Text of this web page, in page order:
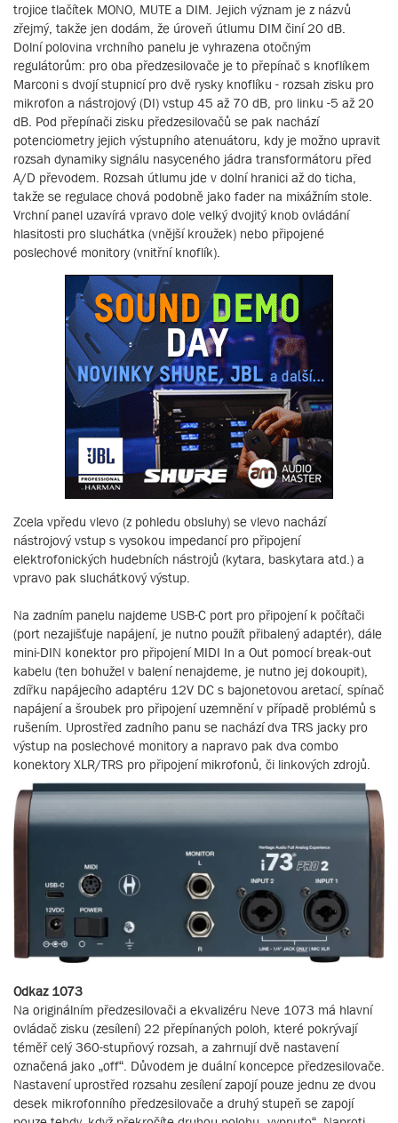
trojice tlačítek MONO, MUTE a DIM. Jejich význam je z názvů
zřejmý, takže jen dodám, že úroveň útlumu DIM činí 20 dB.
Dolní polovina vrchního panelu je vyhrazena otočným
regulátorům: pro oba předzesilovače je to přepínač s knoflíkem
Marconi s dvojí stupnicí pro dvě rysky knoflíku - rozsah zisku pro
mikrofon a nástrojový (DI) vstup 45 až 70 dB, pro linku -5 až 20
dB. Pod přepínači zisku předzesilovačů se pak nachází
potenciometry jejich výstupního atenuátoru, kdy je možno upravit
rozsah dynamiky signálu nasyceného jádra transformátoru před
A/D převodem. Rozsah útlumu jde v dolní hranici až do ticha,
takže se regulace chová podobně jako fader na mixážním stole.
Vrchní panel uzavírá vpravo dole velký dvojitý knob ovládání
hlasitosti pro sluchátka (vnější kroužek) nebo připojené
poslechové monitory (vnitřní knoflík).
Zcela vpředu vlevo (z pohledu obsluhy) se vlevo nachází
nástrojový vstup s vysokou impedancí pro připojení
elektrofonických hudebních nástrojů (kytara, baskytara atd.) a
vpravo pak sluchátkový výstup.
Na zadním panelu najdeme USB-C port pro připojení k počítači
(port nezajišťuje napájení, je nutno použít přibalený adaptér), dále
mini-DIN konektor pro připojení MIDI In a Out pomocí break-out
kabelu (ten bohužel v balení nenajdeme, je nutno jej dokoupit),
zdířku napájecího adaptéru 12V DC s bajonetovou aretací, spínač
napájení a šroubek pro připojení uzemnění v případě problémů s
rušením. Uprostřed zadního panu se nachází dva TRS jacky pro
výstup na poslechové monitory a napravo pak dva combo
konektory XLR/TRS pro připojení mikrofonů, či linkových zdrojů.
Odkaz 1073
Na originálním předzesilovači a ekvalizéru Neve 1073 má hlavní
ovládač zisku (zesílení) 22 přepínaných poloh, které pokrývají
téměř celý 360-stupňový rozsah, a zahrnují dvě nastavení
označená jako „off“. Důvodem je duální koncepce předzesilovače.
Nastavení uprostřed rozsahu zesílení zapojí pouze jednu ze dvou
desek mikrofonního předzesilovače a druhý stupeň se zapojí